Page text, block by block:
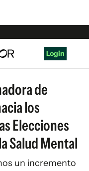
Login
de
los
Elecciones
Salud Mental
un incremento